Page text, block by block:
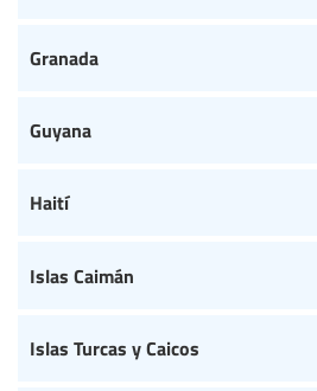
Granada
Guyana
Haití
Islas Caimán
Islas Turcas y Caicos